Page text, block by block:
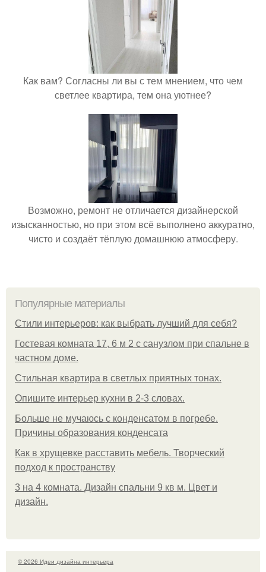
Как вам? Согласны ли вы с тем мнением, что чем
светлее квартира, тем она уютнее?
Возможно, ремонт не отличается дизайнерской
изысканностью, но при этом всё выполнено аккуратно,
чисто и создаёт тёплую домашнюю атмосферу.
Популярные материалы
Стили интерьеров: как выбрать лучший для себя?
Гостевая комната 17, 6 м 2 с санузлом при спальне в
частном доме.
Стильная квартира в светлых приятных тонах.
Опишите интерьер кухни в 2-3 словах.
Больше не мучаюсь с конденсатом в погребе.
Причины образования конденсата
Как в хрущевке расставить мебель. Творческий
подход к пространству
3 на 4 комната. Дизайн спальни 9 кв м. Цвет и
дизайн.
© 2026 Идеи дизайна интерьера